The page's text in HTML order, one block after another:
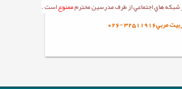
شبکه هاي اجتماعي از طرف مدرسين محترمممنوعاست .
-
026